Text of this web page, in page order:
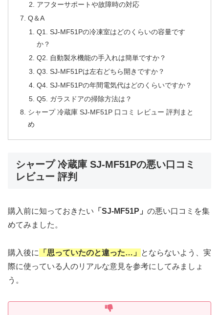
アフターサポートや故障時の対応
Q＆A
Q1. SJ-MF51Pの冷凍室はどのくらいの容量です
か？
Q2. 自動製氷機能の手入れは簡単ですか？
Q3. SJ-MF51Pは左右どちら開きですか？
Q4. SJ-MF51Pの年間電気代はどのくらいですか？
Q5. ガラスドアの掃除方法は？
シャープ 冷蔵庫 SJ-MF51P 口コミ レビュー 評判まと
め
シャープ 冷蔵庫 SJ-MF51Pの悪い口コミ
レビュー 評判
購入前に知っておきたい 「SJ-MF51P」 の悪い口コミを集
めてみました。
購入後に 「思っていたのと違った…」
とならないよう、実
際に使っている人のリアルな意見を参考にしてみましょ
う。